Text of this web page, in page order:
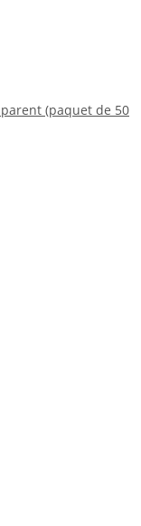
(paquet de 50